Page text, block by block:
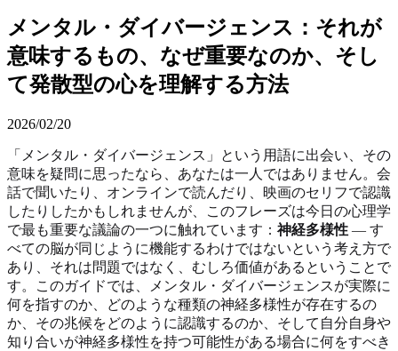
メンタル・ダイバージェンス：それが
意味するもの、なぜ重要なのか、そし
て発散型の心を理解する方法
2026/02/20
「メンタル・ダイバージェンス」という用語に出会い、その
意味を疑問に思ったなら、あなたは一人ではありません。会
話で聞いたり、オンラインで読んだり、映画のセリフで認識
したりしたかもしれませんが、このフレーズは今日の心理学
で最も重要な議論の一つに触れています： 神経多様性 — す
べての脳が同じように機能するわけではないという考え方で
あり、それは問題ではなく、むしろ価値があるということで
す。このガイドでは、メンタル・ダイバージェンスが実際に
何を指すのか、どのような種類の神経多様性が存在するの
か、その兆候をどのように認識するのか、そして自分自身や
知り合いが神経多様性を持つ可能性がある場合に何をすべき